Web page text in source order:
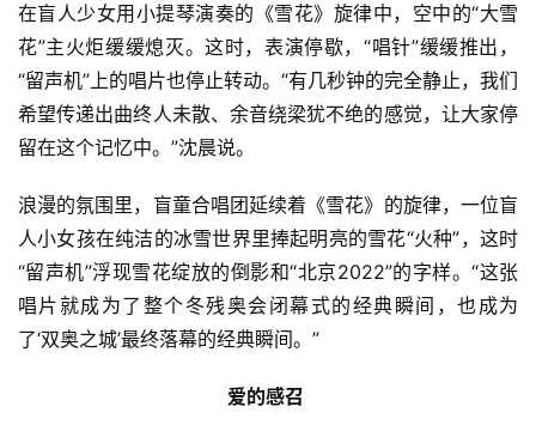
在盲人少女用小提琴演奏的《雪花》旋律中，空中的“大雪
花”主火炬缓缓熄灭。这时，表演停歇，“唱针”缓缓推出，
“留声机”上的唱片也停止转动。“有几秒钟的完全静止，我们
希望传递出曲终人未散、余音绕梁犹不绝的感觉，让大家停
留在这个记忆中。”沈晨说。
浪漫的氛围里，盲童合唱团延续着《雪花》的旋律，一位盲
人小女孩在纯洁的冰雪世界里捧起明亮的雪花“火种”，这时
“留声机”浮现雪花绽放的倒影和“北京2022”的字样。“这张
唱片就成为了整个冬残奥会闭幕式的经典瞬间，也成为
了‘双奥之城’最终落幕的经典瞬间。”
爱的感召